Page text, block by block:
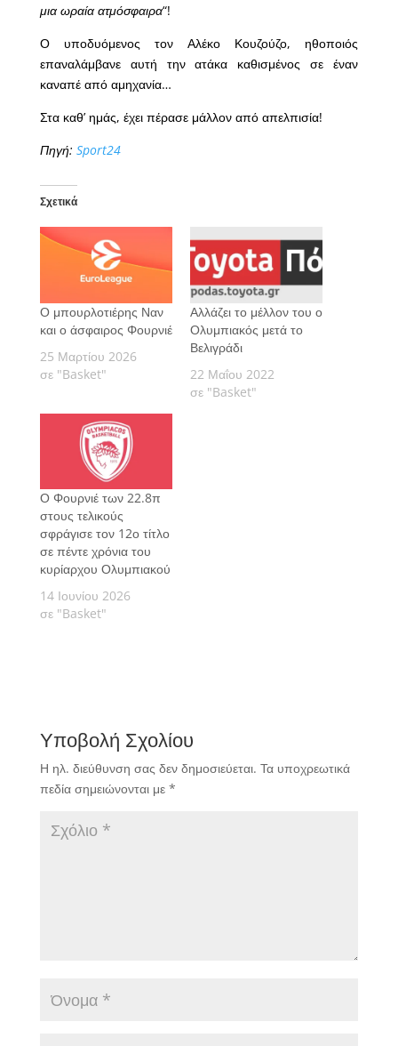
μια ωραία ατμόσφαιρα“!
Ο υποδυόμενος τον Αλέκο Κουζούζο, ηθοποιός
επαναλάμβανε αυτή την ατάκα καθισμένος σε έναν
καναπέ από αμηχανία…
Στα καθ’ ημάς, έχει πέρασε μάλλον από απελπισία!
Πηγή: Sport24
Σχετικά
Ο μπουρλοτιέρης Ναν
και ο άσφαιρος Φουρνιέ
25 Μαρτίου 2026
σε "Basket"
Αλλάζει το μέλλον του ο
Ολυμπιακός μετά το
Βελιγράδι
22 Μαΐου 2022
σε "Basket"
Ο Φουρνιέ των 22.8π
στους τελικούς
σφράγισε τον 12ο τίτλο
σε πέντε χρόνια του
κυρίαρχου Ολυμπιακού
14 Ιουνίου 2026
σε "Basket"
Υποβολή Σχολίου
Η ηλ. διεύθυνση σας δεν δημοσιεύεται. Τα υποχρεωτικά
πεδία σημειώνονται με *